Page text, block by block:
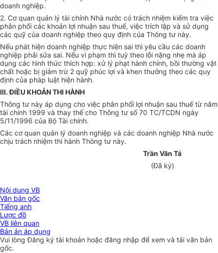
doanh nghiệp.
2. Cơ quan quản lý tài chính Nhà nước có trách nhiệm kiểm tra việc
phân phối các khoản lợi nhuận sau thuế, việc trích lập và sử dụng
các quỹ của doanh nghiệp theo quy định của Thông tư này.
Nếu phát hiện doanh nghiệp thực hiện sai thì yêu cầu các doanh
nghiệp phải sửa sai. Nếu vi phạm thì tuỳ theo lỗi nặng nhẹ mà áp
dụng các hình thức thích hợp: xử lý phạt hành chính, bồi thường vật
chất hoặc bị giảm trừ 2 quỹ phúc lợi và khen thưởng theo các quy
định của pháp luật hiện hành.
III. ĐIỀU KHOẢN THI HÀNH
Thông tư này áp dụng cho việc phân phối lợi nhuận sau thuế từ năm
tài chính 1999 và thay thế cho Thông tư số 70 TC/TCDN ngày
5/11/1996 của Bộ Tài chính.
Các cơ quan quản lý doanh nghiệp và các doanh nghiệp Nhà nước
chịu trách nhiệm thi hành Thông tư này.
Trần Văn Tá
(Đã ký)
Nội dung VB
Văn bản gốc
Tiếng anh
Lược đồ
VB liên quan
Bản án áp dụng
Vui lòngĐăng ký tài khoản hoặc đăng nhập để xem và tải văn bản
gốc.